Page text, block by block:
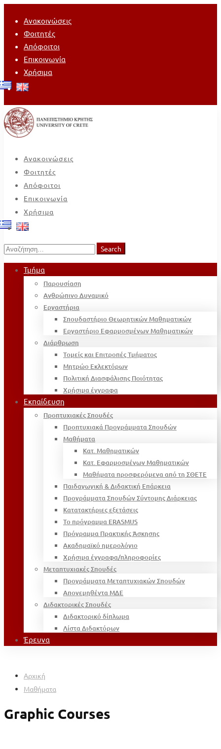
Ανακοινώσεις
Φοιτητές
Απόφοιτοι
Επικοινωνία
Χρήσιμα
Ανακοινώσεις
Φοιτητές
Απόφοιτοι
Επικοινωνία
Χρήσιμα
Search
for:
Search
Τμήμα
Παρουσίαση
Ανθρώπινο Δυναμικό
Εργαστήρια
Σπουδαστήριο Θεωρητικών Μαθηματικών
Εργαστήριο Εφαρμοσμένων Μαθηματικών
Διάρθρωση
Τομείς και Επιτροπές Τμήματος
Μητρώο Εκλεκτόρων
Πολιτική Διασφάλισης Ποιότητας
Χρήσιμα έγγραφα
Εκπαίδευση
Προπτυχιακές Σπουδές
Προπτυχιακά Προγράμματα Σπουδών
Μαθήματα
Κατ. Μαθηματικών
Κατ. Εφαρμοσμένων Μαθηματικών
Μαθήματα προσφερόμενα από τη ΣΘΕΤΕ
Παιδαγωγική & Διδακτική Επάρκεια
Προγράμματα Σπουδών Σύντομης Διάρκειας
Κατατακτήριες εξετάσεις
Το πρόγραμμα ERASMUS
Πρόγραμμα Πρακτικής Άσκησης
Ακαδημαϊκό ημερολόγιο
Χρήσιμα έγγραφα/πληροφορίες
Μεταπτυχιακές Σπουδές
Προγράμματα Μεταπτυχιακών Σπουδών
Απονεμηθέντα ΜΔΕ
Διδακτορικές Σπουδές
Διδακτορικό δίπλωμα
Λίστα Διδακτόρων
Έρευνα
Αρχική
Μαθήματα
Graphic Courses